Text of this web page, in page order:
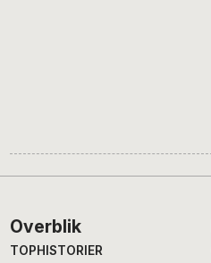
Footer
Overblik
TOPHISTORIER